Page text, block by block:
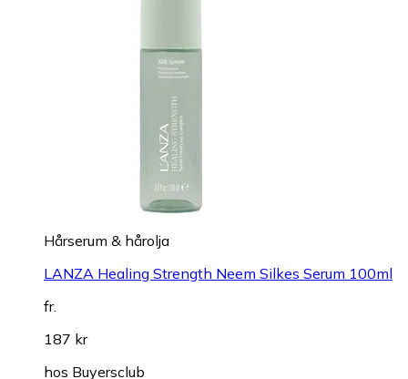
Hårserum & hårolja
LANZA Healing Strength Neem Silkes Serum 100ml
fr.
187 kr
hos Buyersclub